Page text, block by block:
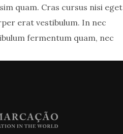
quam. Cras cursus nisi eget
erat vestibulum. In nec
fermentum quam, nec